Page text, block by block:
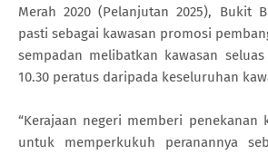
Merah 2020 (Pelanjutan 2025), Bukit
pasti sebagai kawasan promosi
sempadan melibatkan kawasan
10.30 peratus daripada keseluruhan
“Kerajaan negeri memberi penekanan
untuk memperkukuh peranannya